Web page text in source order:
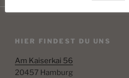
HIER FINDEST DU UNS
Am Kaiserkai 56
20457 Hamburg